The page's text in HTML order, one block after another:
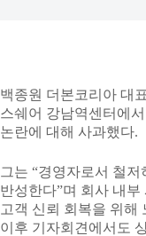
백종원 더본코리아 대
스쉐어 강남역센터에
논란에 대해 사과했다.
그는 “경영자로서 철
반성한다”며 회사 내
고객 신뢰 회복을 위해
이후 기자회견에서도